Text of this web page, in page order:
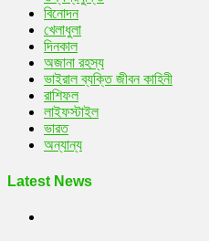
বিনোদন
খেলাধুলা
দিনকাল
অজানা রহস্য
ভাইরাল ব্যক্তি জীবন কাহিনী
রাশিফল
লাইফস্টাইল
ভারত
অন্যান্য
Latest News